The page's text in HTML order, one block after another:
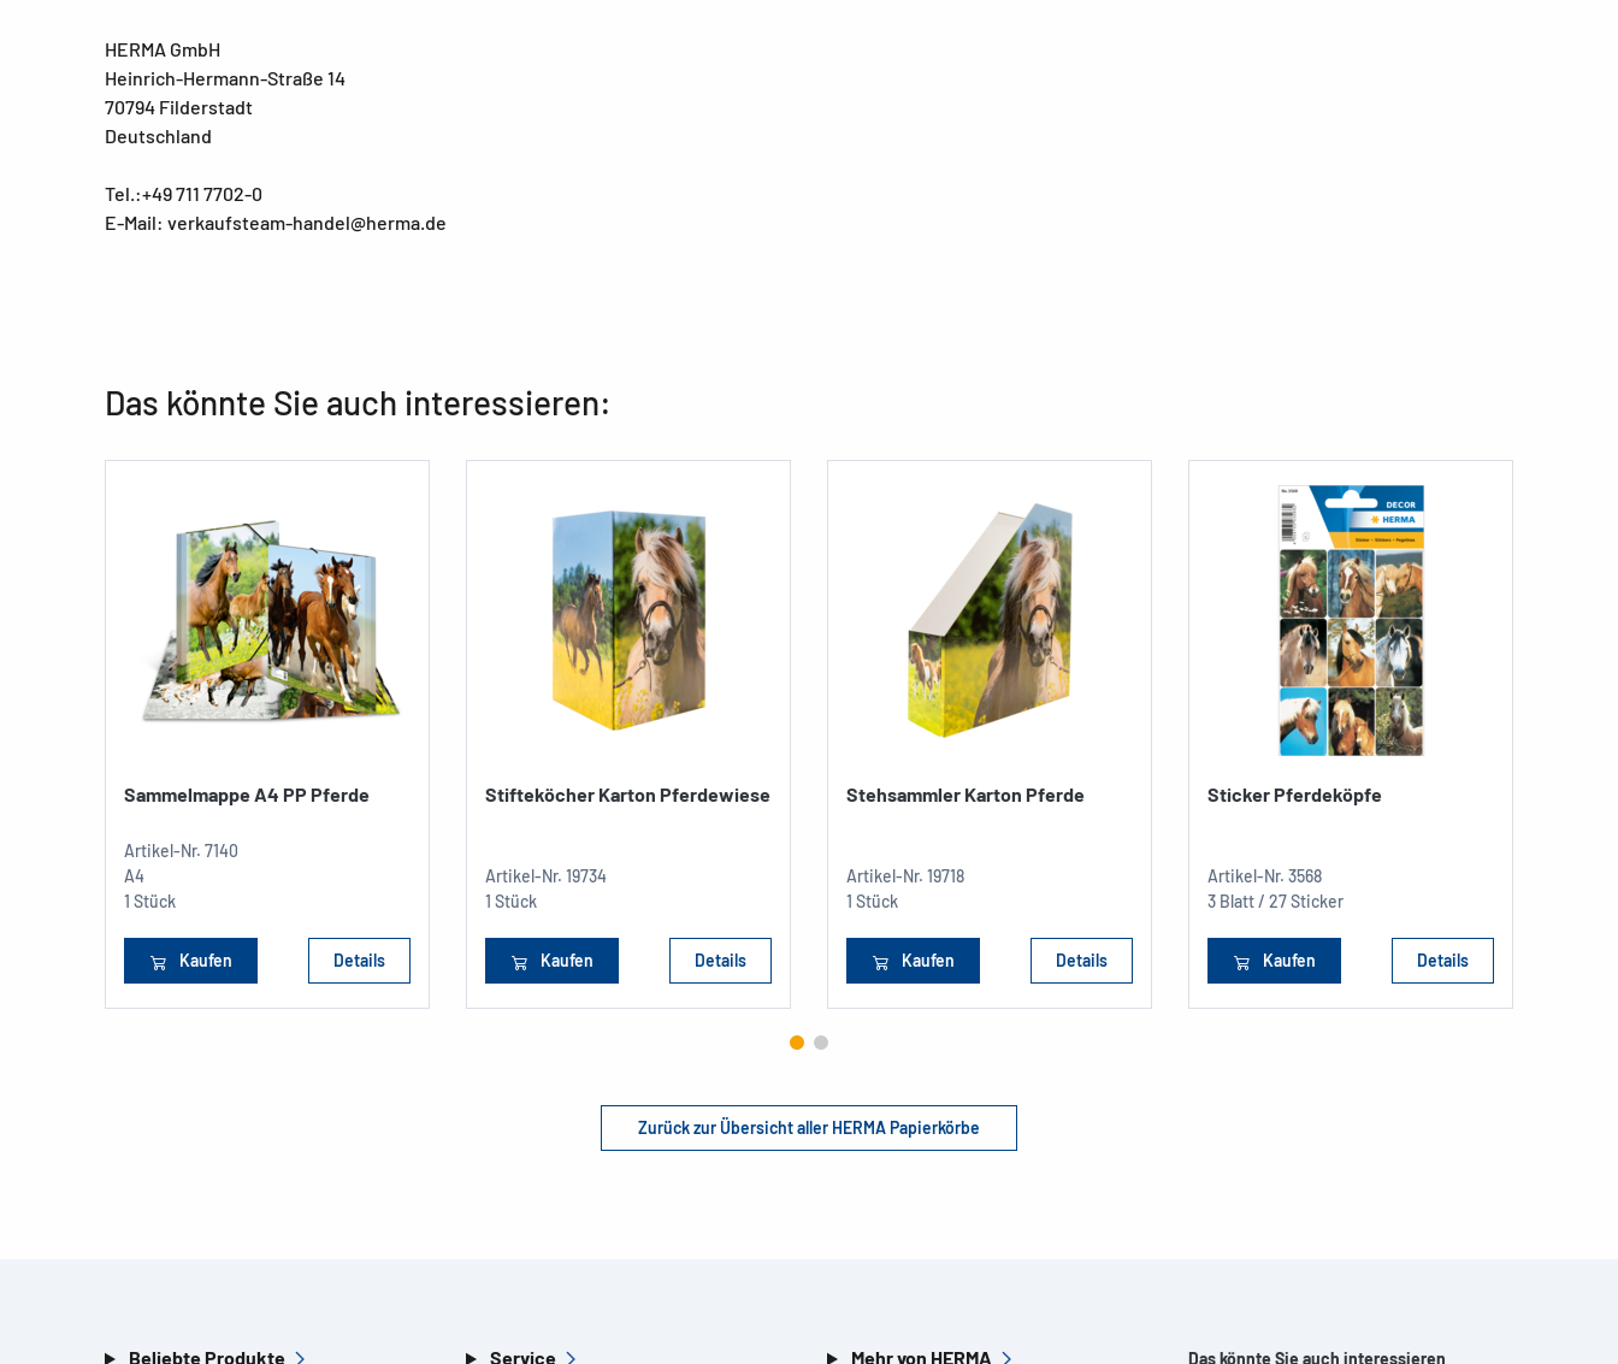
HERMA GmbH
Heinrich-Hermann-Straße 14
70794 Filderstadt
Deutschland
Tel.:+49 711 7702-0
E-Mail: verkaufsteam-handel@herma.de
Das könnte Sie auch interessieren:
Sammelmappe A4 PP Pferde
Artikel-Nr. 7140
A4
1 Stück
Kaufen Details
Stifteköcher Karton Pferdewiese
Artikel-Nr. 19734
1 Stück
Kaufen Details
Stehsammler Karton Pferde
Artikel-Nr. 19718
1 Stück
Kaufen Details
Sticker Pferdeköpfe
Artikel-Nr. 3568
3 Blatt / 27 Sticker
Kaufen Details
Zurück zur Übersicht aller HERMA Papierkörbe
Beliebte Produkte Service Mehr von HERMA Das könnte Sie auch interessieren